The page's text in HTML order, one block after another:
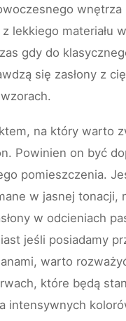
z lekkiego materiału
gdy do
się zasłony z
na który warto
Powinien on być
pomieszczenia.
w jasnej tonacji,
w odcieniach
jeśli posiadamy
warto
które będą
intensywnych